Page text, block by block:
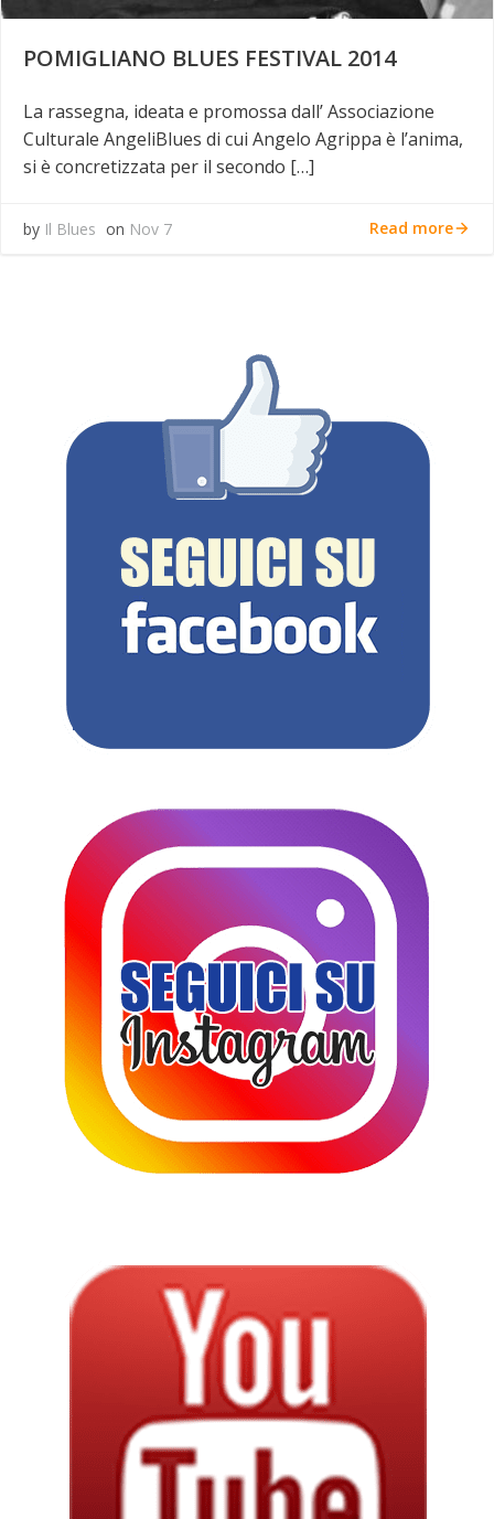
POMIGLIANO BLUES FESTIVAL 2014
La rassegna, ideata e promossa dall’ Associazione
Culturale AngeliBlues di cui Angelo Agrippa è l’anima,
si è concretizzata per il secondo […]
by Il Blues on Nov 7 Read more